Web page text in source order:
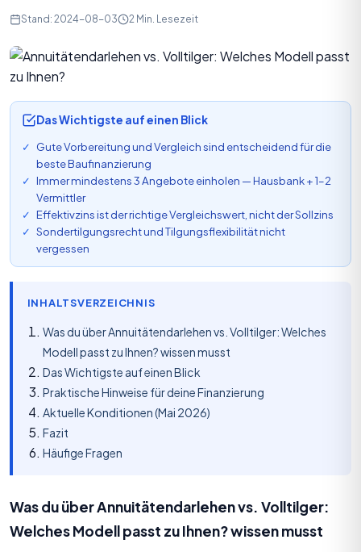
Stand: 2024-08-03 2 Min. Lesezeit
Das Wichtigste auf einen Blick
Gute Vorbereitung und Vergleich sind entscheidend für die
beste Baufinanzierung
Immer mindestens 3 Angebote einholen — Hausbank + 1–2
Vermittler
Effektivzins ist der richtige Vergleichswert, nicht der Sollzins
Sondertilgungsrecht und Tilgungsflexibilität nicht
vergessen
INHALTSVERZEICHNIS
Was du über Annuitätendarlehen vs. Volltilger: Welches
Modell passt zu Ihnen? wissen musst
Das Wichtigste auf einen Blick
Praktische Hinweise für deine Finanzierung
Aktuelle Konditionen (Mai 2026)
Fazit
Häufige Fragen
Was du über Annuitätendarlehen vs. Volltilger:
Welches Modell passt zu Ihnen? wissen musst